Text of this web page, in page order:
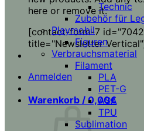
here or remove it.
[contact-form-7
title="Newsletter
Anmelden
Warenkorb / 0,00€
Technic
Zubehör für
Playmobil
Figuren
Verbrauchsmaterial
Filament
PLA
PET-G
ASA
TPU
Sublimation